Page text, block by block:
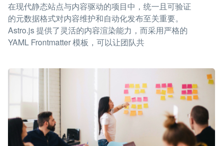
在现代静态站点与内容驱动的项目中，统一且可验证
的元数据格式对内容维护和自动化发布至关重要。
Astro.js 提供了灵活的内容渲染能力，而采用严格的
YAML Frontmatter 模板，可以让团队共